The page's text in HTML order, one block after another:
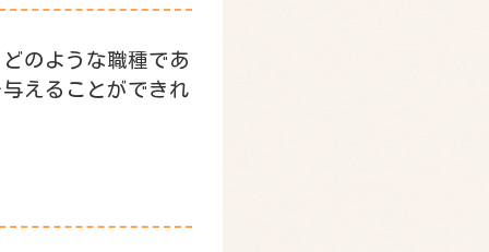
のような職種であ
えることができれ